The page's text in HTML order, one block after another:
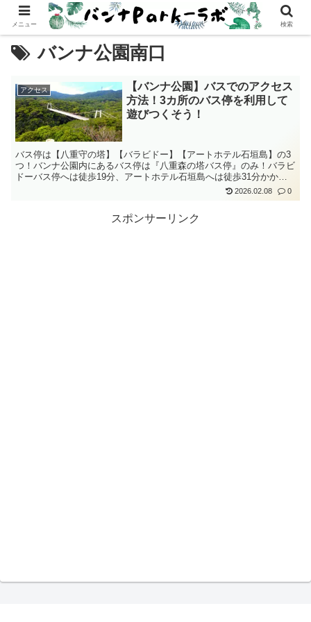
バンナ公園南口
アクセス
【バンナ公園】バスでのアクセス
方法！3カ所のバス停を利用して
遊びつくそう！
バス停は【八重守の塔】【バラビドー】【アートホテル石垣島】の3
つ！バンナ公園内にあるバス停は『八重森の塔バス停』のみ！バラビ
ドーバス停へは徒歩19分、アートホテル石垣島へは徒歩31分かか
る。市街地から近いバンナ公園で石垣島の大自然を楽しもう
2026.02.08 0
スポンサーリンク
メニュー 検索